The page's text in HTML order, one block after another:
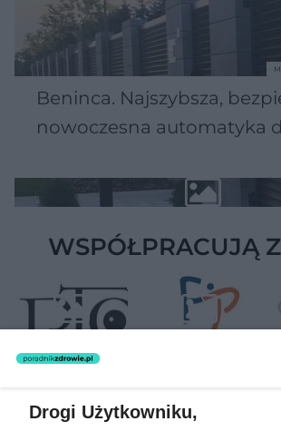
Beninca. Najszybsza,
nowoczesna automatyka
WSPÓŁPRACUJĄ
Drogi Użytkowniku,